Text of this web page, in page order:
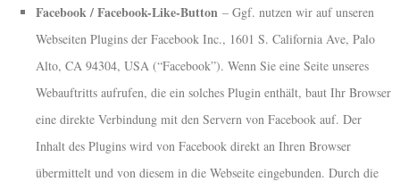
Facebook / Facebook-Like-Button – Ggf. nutzen wir auf unseren
Webseiten Plugins der Facebook Inc., 1601 S. California Ave, Palo
Alto, CA 94304, USA (“Facebook”). Wenn Sie eine Seite unseres
Webauftritts aufrufen, die ein solches Plugin enthält, baut Ihr Browser
eine direkte Verbindung mit den Servern von Facebook auf. Der
Inhalt des Plugins wird von Facebook direkt an Ihren Browser
übermittelt und von diesem in die Webseite eingebunden. Durch die